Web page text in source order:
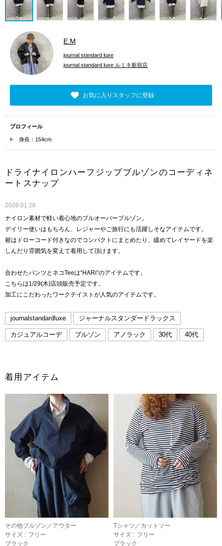
E.M
journal standard luxe
journal standard luxe ルミネ新宿店
お気に入りスタッフに登録
プロフィール
身長：154cm
ドライナイロンハーフジップブルゾンのコーディネ
ートスナップ
2026.01.28
ナイロン素材で軽い着心地のプルオーバーブルゾン。
デイリー使いはもちろん、レジャーやご旅行にも活躍しそなアイテムです。
裾はドローコード付きなのでコンパクトにまとめたり、緩めてレイヤードを楽
しんだり雰囲気を変えて着用して頂けます。
合わせたパンツとネコTeeは“HARi“のアイテムです。
こちらは1/29(木)店頭販売予定です。
加工にこだわったワークテイストが人気のアイテムです。
journalstandardluxe ジャーナルスタンダードラックス
カジュアルコーデ ブルゾン アノラック 30代 40代
着用アイテム
その他ブルゾン／アウター
サイズ : フリー
ブラック
Tシャツ／カットソー
サイズ : フリー
ブラック